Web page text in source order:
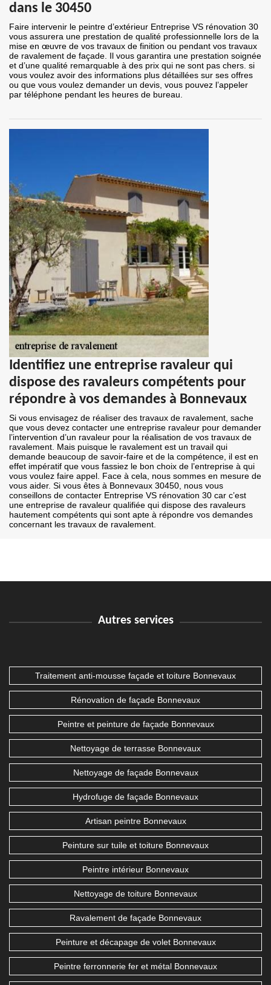
dans le 30450
Faire intervenir le peintre d’extérieur Entreprise VS rénovation 30
vous assurera une prestation de qualité professionnelle lors de la
mise en œuvre de vos travaux de finition ou pendant vos travaux
de ravalement de façade. Il vous garantira une prestation soignée
et d’une qualité remarquable à des prix qui ne sont pas chers. si
vous voulez avoir des informations plus détaillées sur ses offres
ou que vous voulez demander un devis, vous pouvez l’appeler
par téléphone pendant les heures de bureau.
Identifiez une entreprise ravaleur qui
dispose des ravaleurs compétents pour
répondre à vos demandes à Bonnevaux
Si vous envisagez de réaliser des travaux de ravalement, sache
que vous devez contacter une entreprise ravaleur pour demander
l’intervention d’un ravaleur pour la réalisation de vos travaux de
ravalement. Mais puisque le ravalement est un travail qui
demande beaucoup de savoir-faire et de la compétence, il est en
effet impératif que vous fassiez le bon choix de l’entreprise à qui
vous voulez faire appel. Face à cela, nous sommes en mesure de
vous aider. Si vous êtes à Bonnevaux 30450, nous vous
conseillons de contacter Entreprise VS rénovation 30 car c’est
une entreprise de ravaleur qualifiée qui dispose des ravaleurs
hautement compétents qui sont apte à répondre vos demandes
concernant les travaux de ravalement.
Autres services
Traitement anti-mousse façade et toiture Bonnevaux
Rénovation de façade Bonnevaux
Peintre et peinture de façade Bonnevaux
Nettoyage de terrasse Bonnevaux
Nettoyage de façade Bonnevaux
Hydrofuge de façade Bonnevaux
Artisan peintre Bonnevaux
Peinture sur tuile et toiture Bonnevaux
Peintre intérieur Bonnevaux
Nettoyage de toiture Bonnevaux
Ravalement de façade Bonnevaux
Peinture et décapage de volet Bonnevaux
Peintre ferronnerie fer et métal Bonnevaux